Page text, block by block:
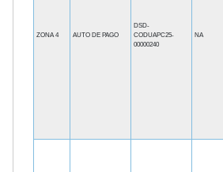
ZONA 4 AUTO DE PAGO
DSD-
CODUAPC25-
00000240
NA